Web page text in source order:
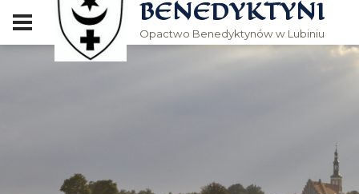
BENEDYKTYNI
Opactwo Benedyktynów w Lubiniu